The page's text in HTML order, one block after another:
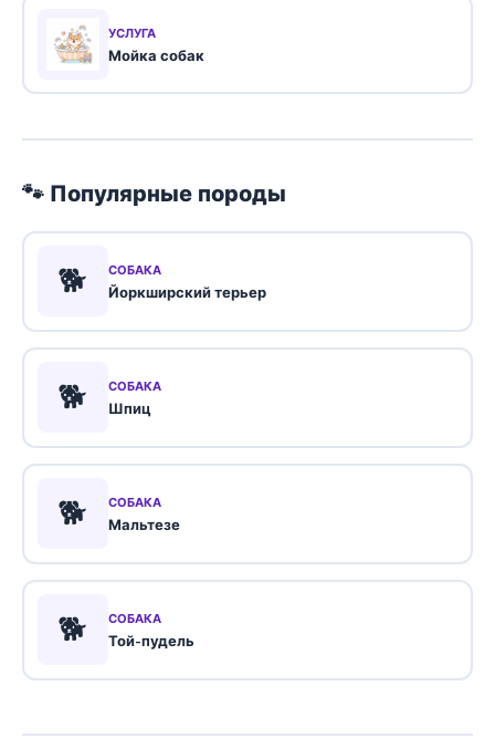
УСЛУГА
Мойка собак
🐾 Популярные породы
🐕 СОБАКА
Йоркширский терьер
🐕 СОБАКА
Шпиц
🐕 СОБАКА
Мальтезе
🐕 СОБАКА
Той-пудель